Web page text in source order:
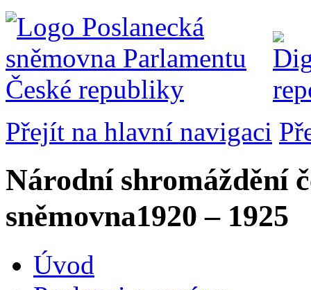
Přejít na hlavní navigaci
Národní shromáždění
sněmovna1920 – 1925
Úvod